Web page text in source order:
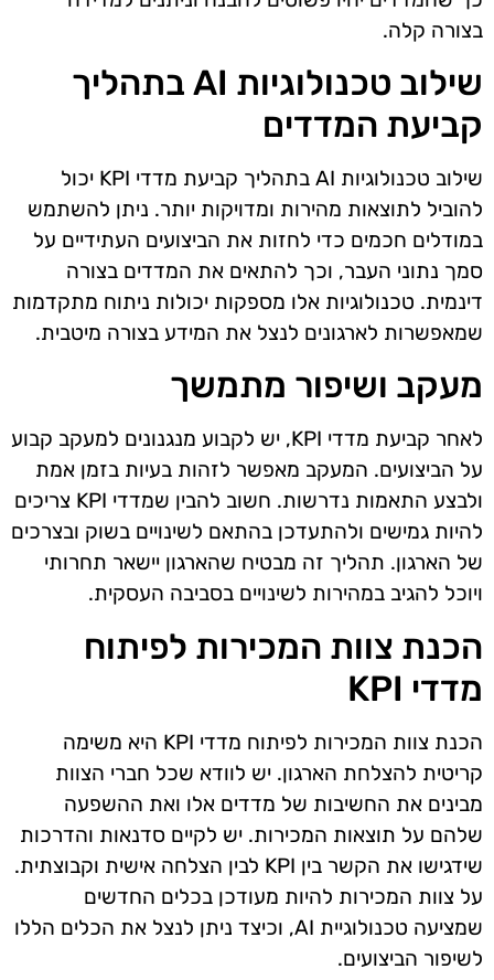
בצורה קלה.
שילוב טכנולוגיות AI בתהליך
קביעת המדדים
שילוב טכנולוגיות AI בתהליך קביעת מדדי KPI יכול
להוביל לתוצאות מהירות ומדויקות יותר. ניתן להשתמש
במודלים חכמים כדי לחזות את הביצועים העתידיים על
סמך נתוני העבר, וכך להתאים את המדדים בצורה
דינמית. טכנולוגיות אלו מספקות יכולות ניתוח מתקדמות
שמאפשרות לארגונים לנצל את המידע בצורה מיטבית.
מעקב ושיפור מתמשך
לאחר קביעת מדדי KPI, יש לקבוע מנגנונים למעקב קבוע
על הביצועים. המעקב מאפשר לזהות בעיות בזמן אמת
ולבצע התאמות נדרשות. חשוב להבין שמדדי KPI צריכים
להיות גמישים ולהתעדכן בהתאם לשינויים בשוק ובצרכים
של הארגון. תהליך זה מבטיח שהארגון יישאר תחרותי
ויוכל להגיב במהירות לשינויים בסביבה העסקית.
הכנת צוות המכירות לפיתוח
מדדי KPI
הכנת צוות המכירות לפיתוח מדדי KPI היא משימה
קריטית להצלחת הארגון. יש לוודא שכל חברי הצוות
מבינים את החשיבות של מדדים אלו ואת ההשפעה
שלהם על תוצאות המכירות. יש לקיים סדנאות והדרכות
שידגישו את הקשר בין KPI לבין הצלחה אישית וקבוצתית.
על צוות המכירות להיות מעודכן בכלים החדשים
שמציעה טכנולוגיית AI, וכיצד ניתן לנצל את הכלים הללו
לשיפור הביצועים.